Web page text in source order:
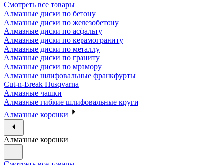
Смотреть все товары
Алмазные диски по бетону
Алмазные диски по железобетону
Алмазные диски по асфальту
Алмазные диски по керамограниту
Алмазные диски по металлу
Алмазные диски по граниту
Алмазные диски по мрамору
Алмазные шлифовальные франкфурты
Cut-n-Break Husqvarna
Алмазные чашки
Алмазные гибкие шлифовальные круги
Алмазные коронки
Алмазные коронки